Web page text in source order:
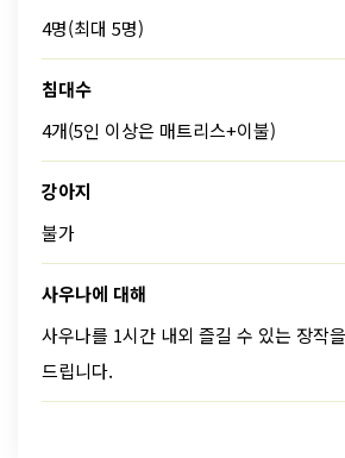
4명(최대 5명)
침대수
4개(5인 이상은 매트리스+이불)
강아지
불가
사우나에 대해
사우나를 1시간 내외 즐길 수 있는 장작
드립니다.